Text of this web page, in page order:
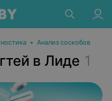
• Анализ соскобов
в Лиде 1